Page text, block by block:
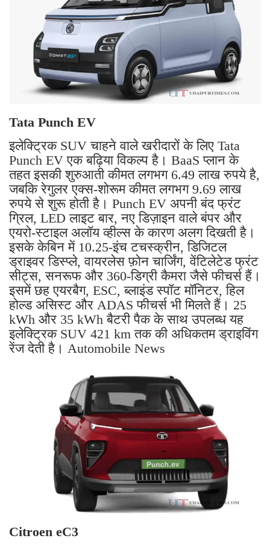
Tata Punch EV
इलेक्ट्रिक SUV चाहने वाले खरीदारों के लिए Tata
Punch EV एक बढ़िया विकल्प है। BaaS प्लान के
तहत इसकी शुरुआती कीमत लगभग 6.49 लाख रुपये है,
जबकि रेगुलर एक्स-शोरूम कीमत लगभग 9.69 लाख
रुपये से शुरू होती है। Punch EV अपनी बंद फ्रंट
ग्रिल, LED लाइट बार, नए डिज़ाइन वाले बंपर और
एयरो-स्टाइल अलॉय व्हील्स के कारण अलग दिखती है।
इसके केबिन में 10.25-इंच टचस्क्रीन, डिजिटल
ड्राइवर डिस्प्ले, वायरलेस फ़ोन चार्जिंग, वेंटिलेटेड फ्रंट
सीट्स, सनरूफ और 360-डिग्री कैमरा जैसे फीचर्स हैं।
इसमें छह एयरबैग, ESC, ब्लाइंड स्पॉट मॉनिटर, हिल
होल्ड असिस्ट और ADAS फीचर्स भी मिलते हैं। 25
kWh और 35 kWh बैटरी पैक के साथ उपलब्ध यह
इलेक्ट्रिक SUV 421 km तक की अधिकतम ड्राइविंग
रेंज देती है। Automobile News
Citroen eC3